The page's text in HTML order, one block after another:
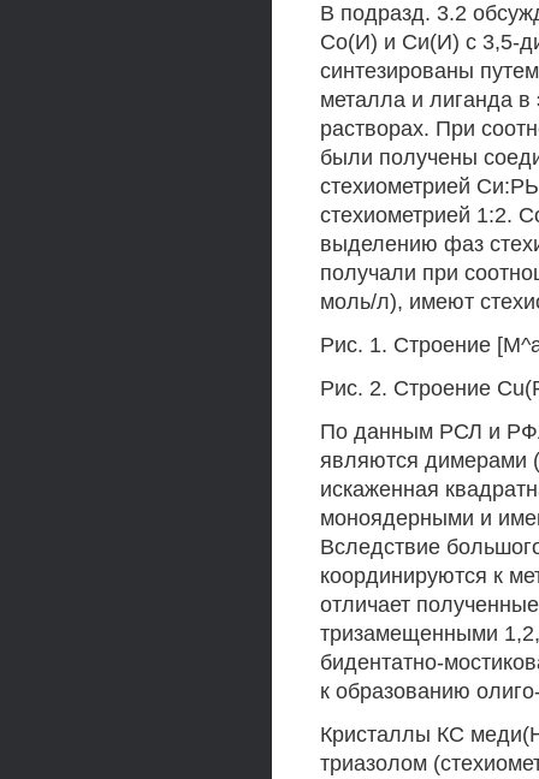
В подразд. 3.2
Со(И) и Си(И) с 3,5-
синтезированы
металла и лиганда в
растворах. При
были получены
стехиометрией
стехиометрией 1:2.
выделению фаз
получали при
моль/л), имеют
Рис. 1. Строение
Рис. 2. Строение
По данным РСЛ и
являются димерами
искаженная
моноядерными и
Вследствие
координируются к
отличает
тризамещенными
бидентатно-
к образованию
Кристаллы КС
триазолом